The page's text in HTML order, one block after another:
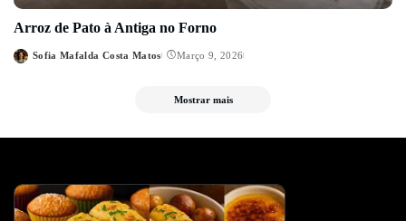
Arroz de Pato à Antiga no Forno
Posted
Sofia Mafalda Costa Matos Março 9, 2026
Mostrar mais